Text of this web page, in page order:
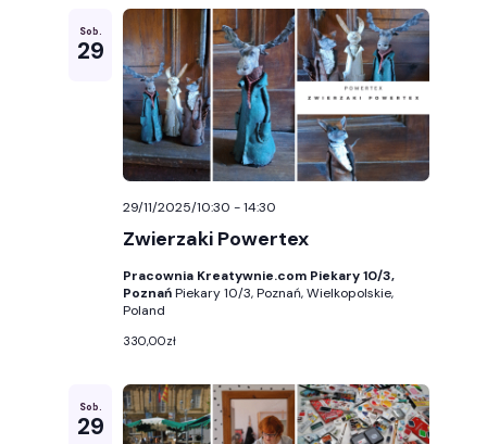
po
i
Sob.
29
Zwierzaki Powertex
29/11/2025/10:30 -14:30
Pracownia Kreatywnie.com Piekary 10/3,
PoznańPiekary 10/3, Poznań, Wielkopolskie,
Poland
330,00zł
Sob.
29